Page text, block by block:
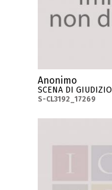
Anonimo
SCENA DI GIUDIZIO
S-CL3192_17269